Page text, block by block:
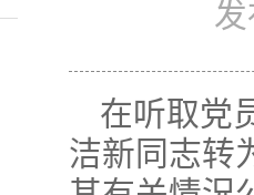
在听取党
洁新同志转